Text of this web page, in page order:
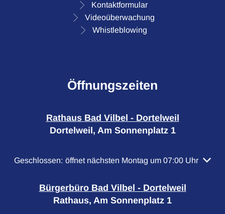
Kontaktformular
Videoüberwachung
Whistleblowing
Öffnungszeiten
Rathaus Bad Vilbel - Dortelweil
Dortelweil, Am Sonnenplatz 1
Klicken, um weitere Öffnungs- oder Schließzeiten
Geschlossen: öffnet nächsten Montag um 07:00 Uhr
Bürgerbüro Bad Vilbel - Dortelweil
Rathaus, Am Sonnenplatz 1